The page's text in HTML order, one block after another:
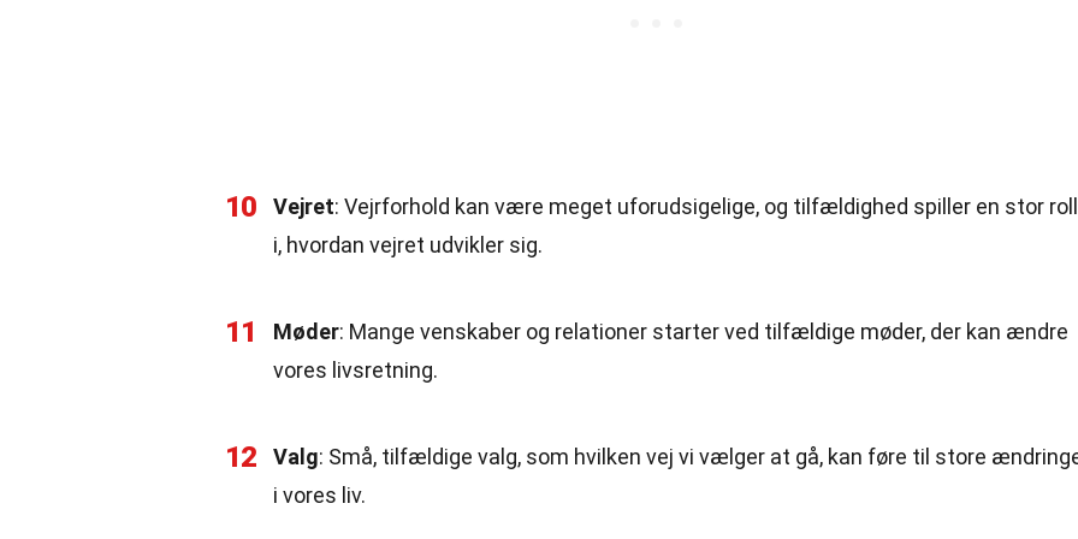
10 Vejret: Vejrforhold kan være meget uforudsigelige, og tilfældighed spiller en stor
i, hvordan vejret udvikler sig.
11 Møder: Mange venskaber og relationer starter ved tilfældige møder, der kan ændre
vores livsretning.
12 Valg: Små, tilfældige valg, som hvilken vej vi vælger at gå, kan føre til store
i vores liv.